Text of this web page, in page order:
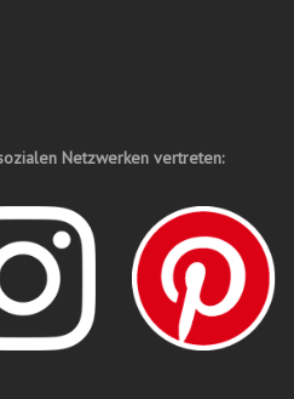
Netzwerken vertreten: